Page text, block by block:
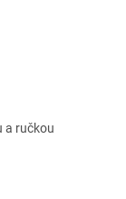
a ručkou